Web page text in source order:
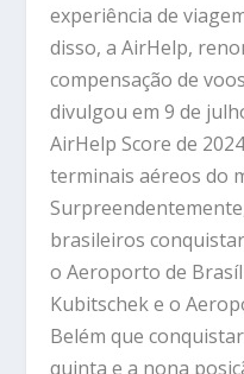
experiência de
disso, a AirHelp,
compensação de
divulgou em 9 de
AirHelp Score de
terminais aéreos do
brasileiros
o Aeroporto de
Kubitschek e o
Belém que
quinta e a nona